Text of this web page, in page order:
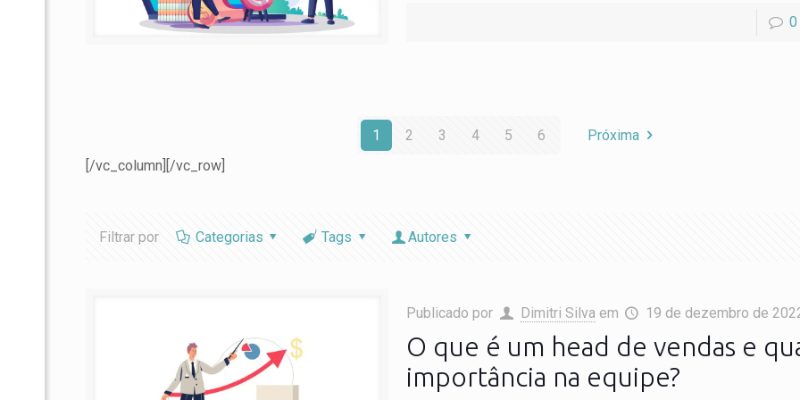
0
1 2 3 4 5 6
Próxima
[/vc_column][/vc_row]
Filtrar por Categorias Tags Autores
Publicado por Dimitri Silva em 19 de dezembro de
O que é um head de vendas e
importância na equipe?